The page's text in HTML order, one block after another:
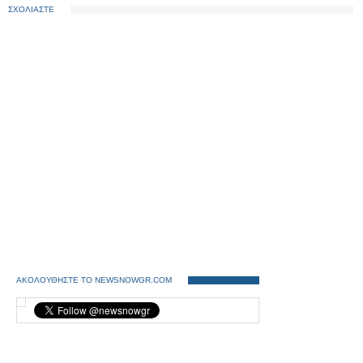
ΣΧΟΛΙΑΣΤΕ
ΑΚΟΛΟΥΘΗΣΤΕ ΤΟ NEWSNOWGR.COM